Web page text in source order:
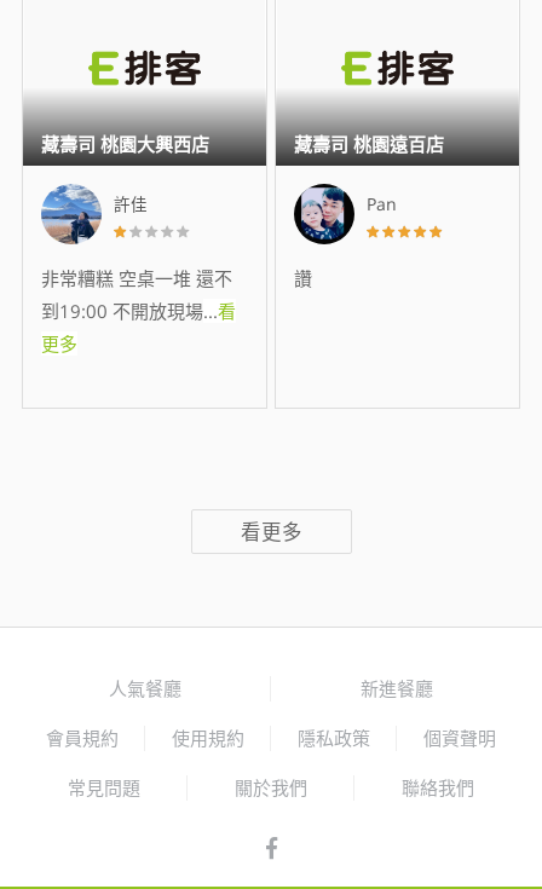
許佳
非常糟糕 空桌一堆 還不
到19:00 不開放現場...看
更多
藏壽司 桃園大興西店
Pan
讚
藏壽司 桃園遠百店
看更多
人氣餐廳 新進餐廳
會員規約 使用規約 隱私政策 個資聲明
常見問題 關於我們 聯絡我們